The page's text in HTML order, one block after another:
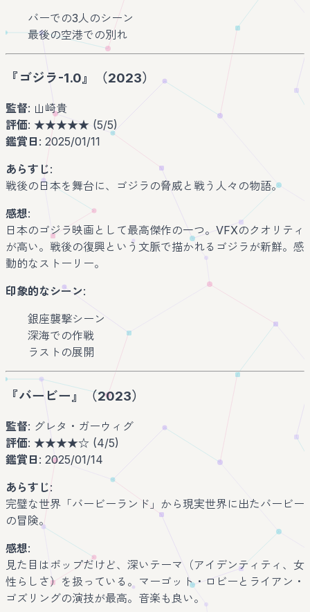
バーでの3人のシーン
最後の空港での別れ
『ゴジラ-1.0』（2023）
監督: 山崎貴
評価: ★★★★★ (5/5)
鑑賞日 : 2025/01/11
あらすじ:
戦後の日本を舞台に、ゴジラの脅威と戦う人々の物語。
感想:
日本のゴジラ映画として最高傑作の一つ。VFXのクオリティ
が高い。戦後の復興という文脈で描かれるゴジラが新鮮。感
動的なストーリー。
印象的なシーン:
銀座襲撃シーン
深海での作戦
ラストの展開
『バービー』（2023）
監督: グレタ・ガーウィグ
評価: ★★★★☆ (4/5)
鑑賞日 : 2025/01/14
あらすじ:
完璧な世界「バービーランド」から現実世界に出たバービー
の冒険。
感想:
見た目はポップだけど、深いテーマ（アイデンティティ、女
性らしさ）を扱っている。マーゴット・ロビーとライアン・
ゴズリングの演技が最高。音楽も良い。